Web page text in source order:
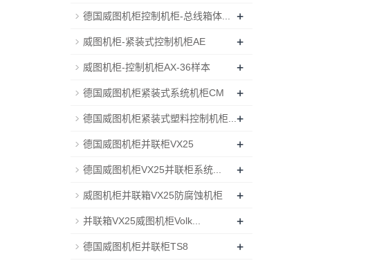
德国威图机柜控制机柜-总线箱体... +
威图机柜-紧装式控制机柜AE +
威图机柜-控制机柜AX-36样本 +
德国威图机柜紧装式系统机柜CM +
德国威图机柜紧装式塑料控制机柜... +
德国威图机柜并联柜VX25 +
德国威图机柜VX25并联柜系统... +
威图机柜并联箱VX25防腐蚀机柜 +
并联箱VX25威图机柜Volk... +
德国威图机柜并联柜TS8 +